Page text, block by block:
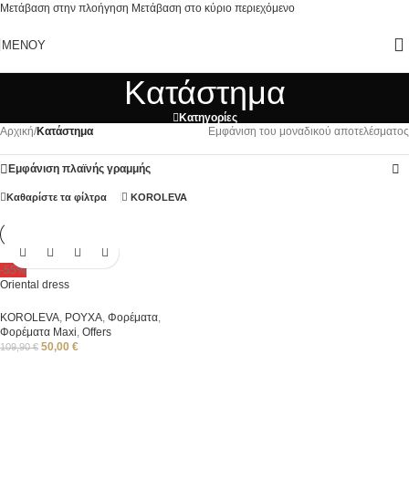
Μετάβαση στην πλοήγηση Μετάβαση στο κύριο περιεχόμενο
ΜΕΝΟΎ
Κατάστημα
Κατηγορίες
Αρχική/Κατάστημα Εμφάνιση του μοναδικού αποτελέσματος
Εμφάνιση πλαϊνής γραμμής
Καθαρίστε τα φίλτρα KOROLEVA
-55%
Oriental dress
ΚΟROLEVA, ΡΟΥΧΑ, Φορέματα,
Φορέματα Μaxi, Offers
109,90€ 50,00 €